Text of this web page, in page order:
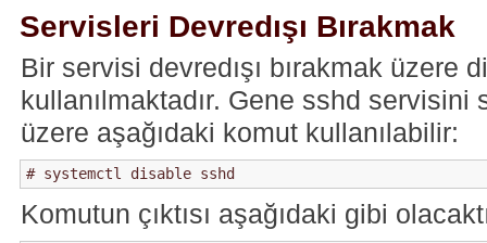
Servisleri Devredışı Bırakmak
Bir servisi devredışı bırakmak üzere
kullanılmaktadır. Gene sshd servisini
üzere aşağıdaki komut kullanılabilir:
Komutun çıktısı aşağıdaki gibi